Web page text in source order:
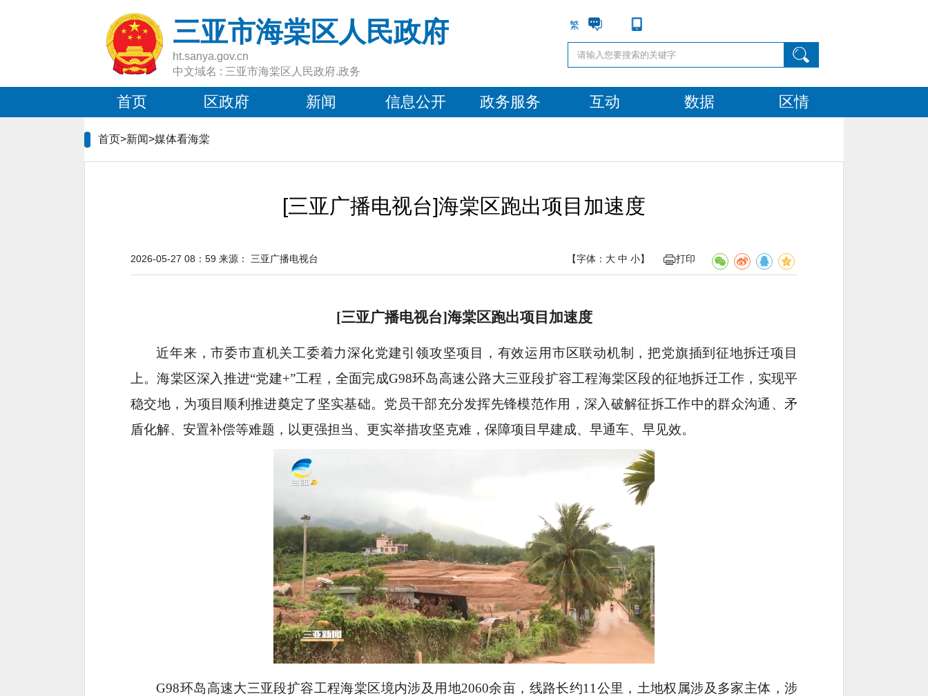
三亚市海棠区人民政府
ht.sanya.gov.cn
中文域名 : 三亚市海棠区人民政府.政务
繁
首页 区政府 新闻 信息公开 政务服务 互动 数据 区情
首页>新闻>媒体看海棠
[三亚广播电视台]海棠区跑出项目加速度
【字体： 大 中 小】 打印
2026-05-27 08：59 来源： 三亚广播电视台
[三亚广播电视台]海棠区跑出项目加速度
近年来，市委市直机关工委着力深化党建引领攻坚项目，有效运用市区联动机制，把党旗插到征地拆迁项目
上。海棠区深入推进“党建+”工程，全面完成G98环岛高速公路大三亚段扩容工程海棠区段的征地拆迁工作，实现平
稳交地，为项目顺利推进奠定了坚实基础。党员干部充分发挥先锋模范作用，深入破解征拆工作中的群众沟通、矛
盾化解、安置补偿等难题，以更强担当、更实举措攻坚克难，保障项目早建成、早通车、早见效。
G98环岛高速大三亚段扩容工程海棠区境内涉及用地2060余亩，线路长约11公里，土地权属涉及多家主体，涉